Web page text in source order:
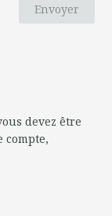
Envoyer
devez être
compte,